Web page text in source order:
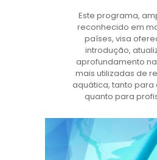
Este programa,
reconhecido em
países, visa
introdução,
aprofundamento
mais utilizadas de
aquática, tanto para
quanto para